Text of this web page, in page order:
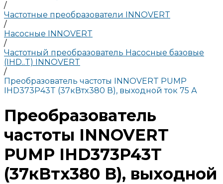
/
Частотные преобразователи INNOVERT
/
Насосные INNOVERT
/
Частотный преобразователь Насосные базовые
(IHD..T) INNOVERT
/
Преобразователь частоты INNOVERT PUMP
IHD373P43T (37кВтx380 В), выходной ток 75 А
Преобразователь
частоты INNOVERT
PUMP IHD373P43T
(37кВтx380 В), выходной